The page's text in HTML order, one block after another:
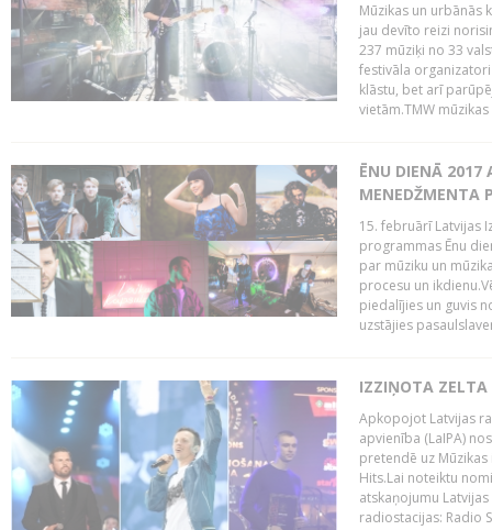
Mūzikas un urbānās
jau devīto reizi
237 mūziķi no 33
festivāla
klāstu, bet arī
vietām.TMW
ĒNU DIENĀ 2017
MENEDŽMENTA
15. februārī Latvijas
programmas Ēnu
par mūziku un
procesu un
piedalījies un guvis
uzstājies
IZZIŅOTA ZELTA
Apkopojot Latvijas
apvienība (LaIPA)
pretendē uz
Hits.Lai noteiktu
atskaņojumu
radiostacijas: Radio